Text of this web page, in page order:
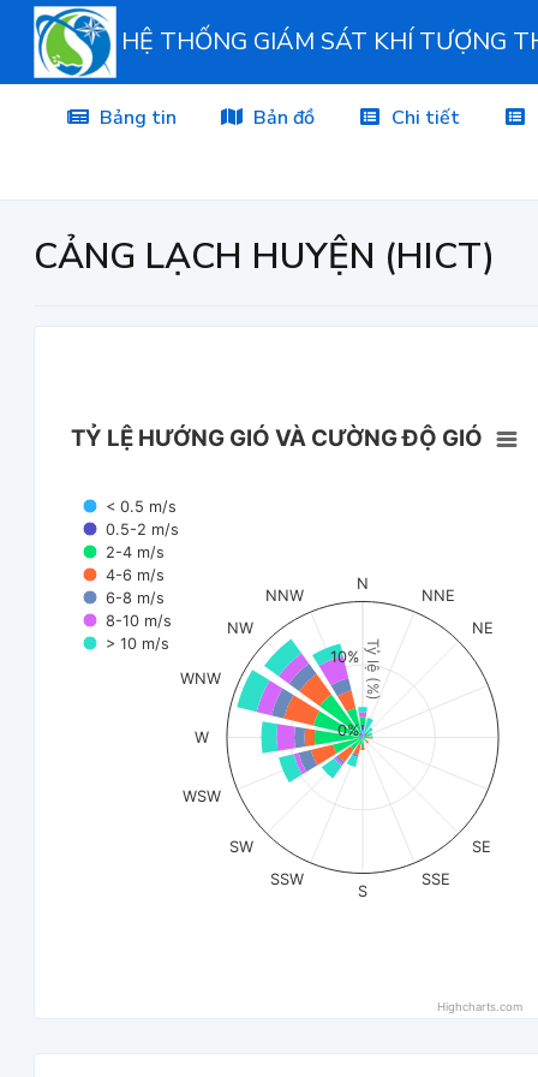
HỆ THỐNG GIÁM SÁT KHÍ TƯỢNG
Bảng tin Bản đồ Chi tiết
CẢNG LẠCH HUYỆN (HICT)
Tỷ lệ (%)
TỶ LỆ HƯỚNG GIÓ VÀ CƯỜNG ĐỘ GIÓ
< 0.5 m/s
0.5-2 m/s
2-4 m/s
4-6 m/s
6-8 m/s
8-10 m/s
> 10 m/s
N
NNE
NE
SE
SSE
S
SSW
SW
WSW
W
WNW
NW
NNW
0%
10%
Highcharts.com